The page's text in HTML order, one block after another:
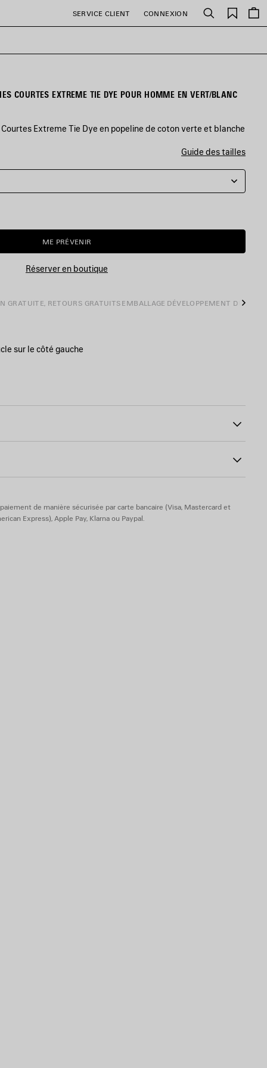
SERVICE CLIENT CONNEXION Rechercher
COURTES EXTREME TIE DYE POUR HOMME EN VERT/BLANC
Extreme Tie Dye en popeline de coton verte et blanche
Guide des tailles
ME
PRÉVENIR
ME PRÉVENIRSÉLECTIONNER
UNE
TAILLE
Réserver en boutique
GRATUITE, RETOURS GRATUITS EMBALLAGE DÉVELOPPEMENT DURABLE
sur le côté gauche
à l’avant, à l’arrière et sur les manches
de manière sécurisée par carte bancaire (Visa, Mastercard et
Express), Apple Pay, Klarna ou Paypal.